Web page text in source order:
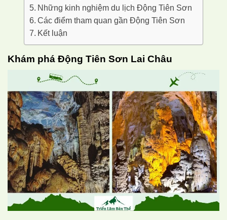
Những kinh nghiệm du lịch Động Tiên Sơn
Các điểm tham quan gần Động Tiên Sơn
Kết luận
Khám phá Động Tiên Sơn Lai Châu